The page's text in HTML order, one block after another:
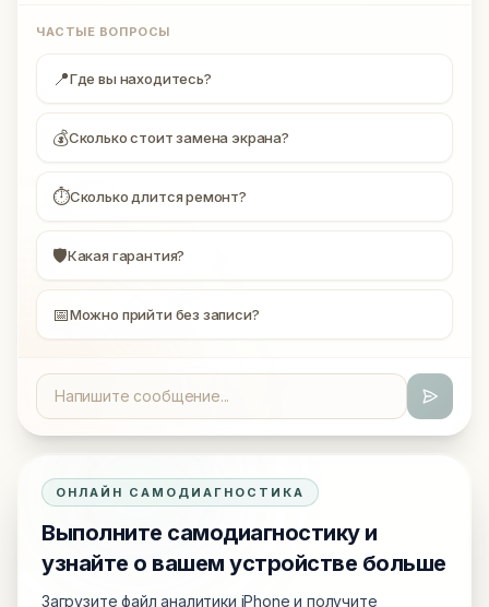
ЧАСТЫЕ ВОПРОСЫ
📍Где вы находитесь?
💰Сколько стоит замена экрана?
⏱Сколько длится ремонт?
🛡Какая гарантия?
📅Можно прийти без записи?
ОНЛАЙН САМОДИАГНОСТИКА
Выполните самодиагностику и
узнайте о вашем устройстве больше
Загрузите файл аналитики iPhone и получите